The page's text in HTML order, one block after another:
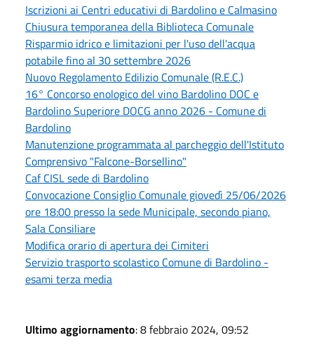
Iscrizioni ai Centri educativi di Bardolino e Calmasino
Chiusura temporanea della Biblioteca Comunale
Risparmio idrico e limitazioni per l'uso dell'acqua
potabile fino al 30 settembre 2026
Nuovo Regolamento Edilizio Comunale (R.E.C.)
16° Concorso enologico del vino Bardolino DOC e
Bardolino Superiore DOCG anno 2026 - Comune di
Bardolino
Manutenzione programmata al parcheggio dell'Istituto
Comprensivo "Falcone-Borsellino"
Caf CISL sede di Bardolino
Convocazione Consiglio Comunale giovedì 25/06/2026
ore 18:00 presso la sede Municipale, secondo piano,
Sala Consiliare
Modifica orario di apertura dei Cimiteri
Servizio trasporto scolastico Comune di Bardolino -
esami terza media
Ultimo aggiornamento: 8 febbraio 2024, 09:52